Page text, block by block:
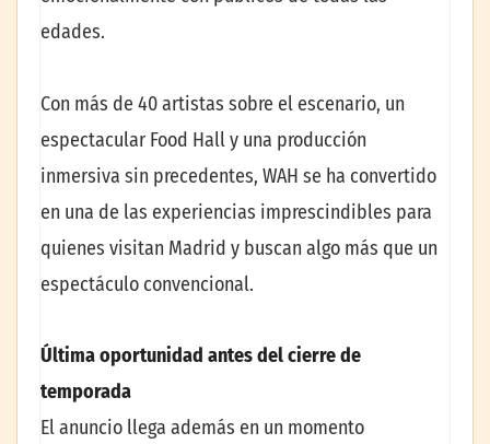
edades.
Con más de 40 artistas sobre el escenario, un
espectacular Food Hall y una producción
inmersiva sin precedentes, WAH se ha convertido
en una de las experiencias imprescindibles para
quienes visitan Madrid y buscan algo más que un
espectáculo convencional.
Última oportunidad antes del cierre de
temporada
El anuncio llega además en un momento